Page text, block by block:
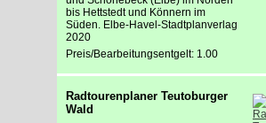
bis Hettstedt und Könnern im
Süden. Elbe-Havel-Stadtplanverlag
2020
Preis/Bearbeitungsentgelt: 1.00
Radtourenplaner Teutoburger
Wald